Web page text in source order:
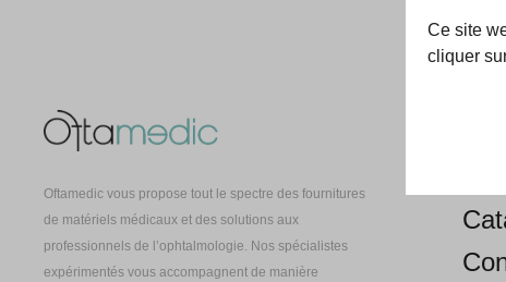
Ce site
cliquer
Oftamedic vous propose tout le spectre des fournitures
de matériels médicaux et des solutions aux
professionnels de l’ophtalmologie. Nos spécialistes
expérimentés vous accompagnent de manière